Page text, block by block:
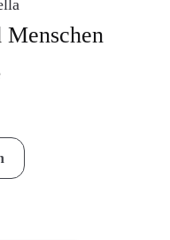
Menschen